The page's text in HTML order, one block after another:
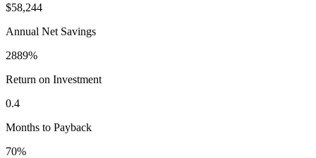
$58,244
Annual Net Savings
2889%
Return on Investment
0.4
Months to Payback
70%